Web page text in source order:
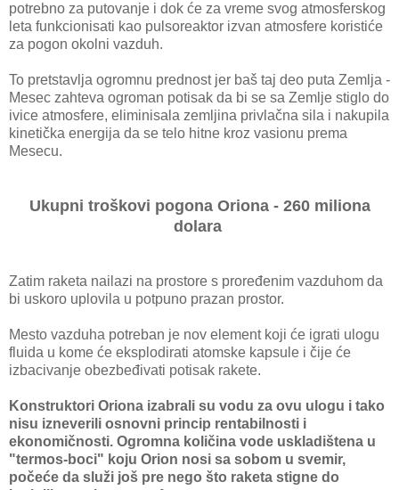
potrebno za putovanje i dok će za vreme svog atmosferskog
leta funkcionisati kao pulsoreaktor izvan atmosfere koristiće
za pogon okolni vazduh.
To pretstavlja ogromnu prednost jer baš taj deo puta Zemlja -
Mesec zahteva ogroman potisak da bi se sa Zemlje stiglo do
ivice atmosfere, eliminisala zemljina privlačna sila i nakupila
kinetička energija da se telo hitne kroz vasionu prema
Mesecu.
Ukupni troškovi pogona Oriona - 260 miliona
dolara
Zatim raketa nailazi na prostore s proređenim vazduhom da
bi uskoro uplovila u potpuno prazan prostor.
Mesto vazduha potreban je nov element koji će igrati ulogu
fluida u kome će eksplodirati atomske kapsule i čije će
izbacivanje obezbeđivati potisak rakete.
Konstruktori Oriona izabrali su vodu za ovu ulogu i tako
nisu izneverili osnovni princip rentabilnosti i
ekonomičnosti. Ogromna količina vode uskladištena u
"termos-boci" koju Orion nosi sa sobom u svemir,
počeće da služi još pre nego što raketa stigne do